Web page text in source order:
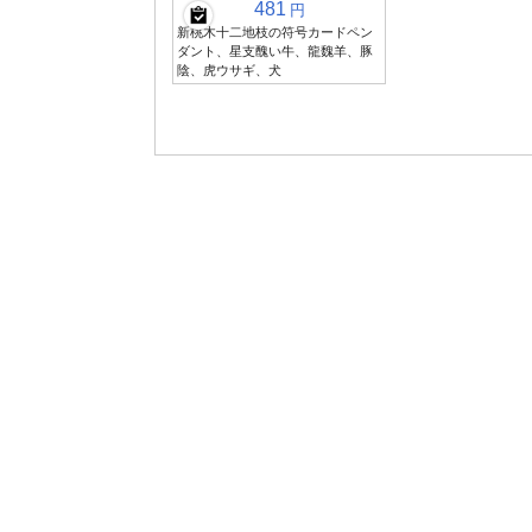
481 円
新桃木十二地枝の符号カードペン
ダント、星支醜い牛、龍魏羊、豚
陰、虎ウサギ、犬